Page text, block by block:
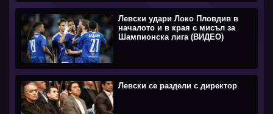
Левски удари Локо Пловдив в
началото и в края с мисъл за
Шампионска лига (ВИДЕО)
Левски се раздели с директор